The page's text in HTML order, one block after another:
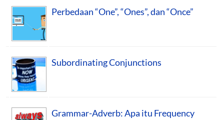
Perbedaan “One”, “Ones”, dan “Once”
Subordinating Conjunctions
Grammar-Adverb: Apa itu Frequency